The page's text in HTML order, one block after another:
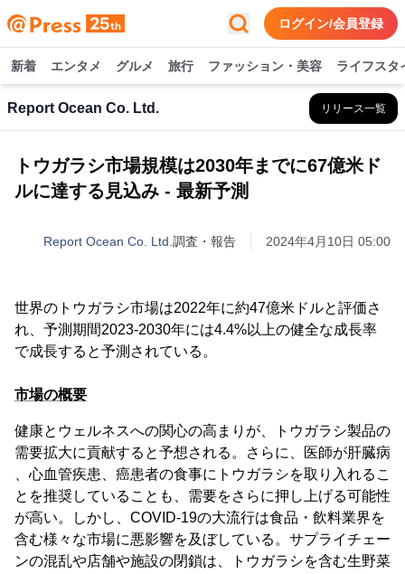
ログイン/会員登録
新着 エンタメ グルメ 旅行 ファッション・美容 ライフスタ
Report Ocean Co. Ltd. リリース一覧
トウガラシ市場規模は2030年までに67億米ド
ルに達する見込み - 最新予測
Report Ocean Co. Ltd. 調査・報告 2024年4月10日 05:00
世界のトウガラシ市場は2022年に約47億米ドルと評価さ
れ、予測期間2023-2030年には4.4%以上の健全な成長率
で成長すると予測されている。
市場の概要
健康とウェルネスへの関心の高まりが、トウガラシ製品の
需要拡大に貢献すると予想される。さらに、医師が肝臓病
、心血管疾患、癌患者の食事にトウガラシを取り入れるこ
とを推奨していることも、需要をさらに押し上げる可能性
が高い。しかし、COVID-19の大流行は食品・飲料業界を
含む様々な市場に悪影響を及ぼしている。サプライチェー
ンの混乱や店舗や施設の閉鎖は、トウガラシを含む生野菜